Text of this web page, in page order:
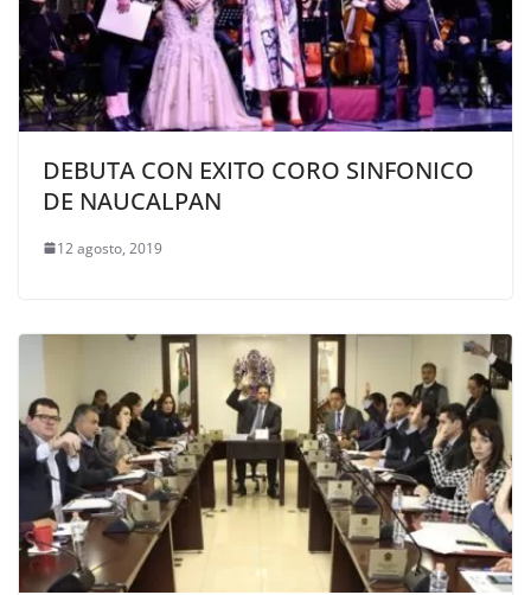
DEBUTA CON EXITO CORO SINFONICO
DE NAUCALPAN
12 agosto, 2019